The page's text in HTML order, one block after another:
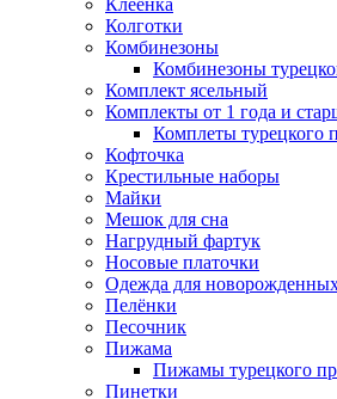
Клеёнка
Колготки
Комбинезоны
Комбинезоны
Комплект ясельный
Комплекты от 1 года и
Комплеты турецкого
Кофточка
Крестильные наборы
Майки
Мешок для сна
Нагрудный фартук
Носовые платочки
Одежда для
Пелёнки
Песочник
Пижама
Пижамы турецкого
Пинетки